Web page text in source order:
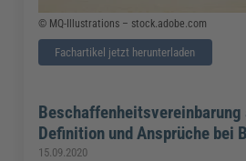
© MQ-Illustrations – stock.adobe.com
Fachartikel jetzt herunterladen
Beschaffenheitsvereinbarung
Definition und Ansprüche bei
15.09.2020